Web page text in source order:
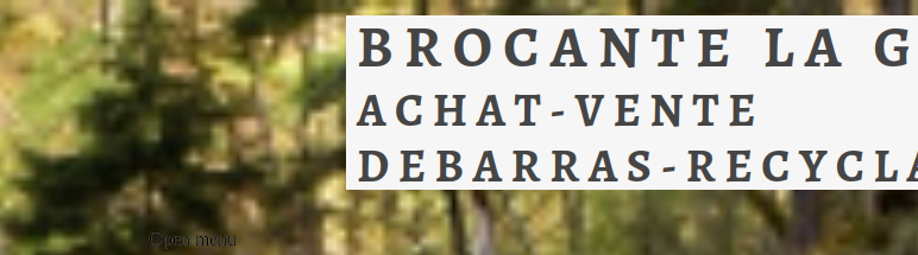
Open menu